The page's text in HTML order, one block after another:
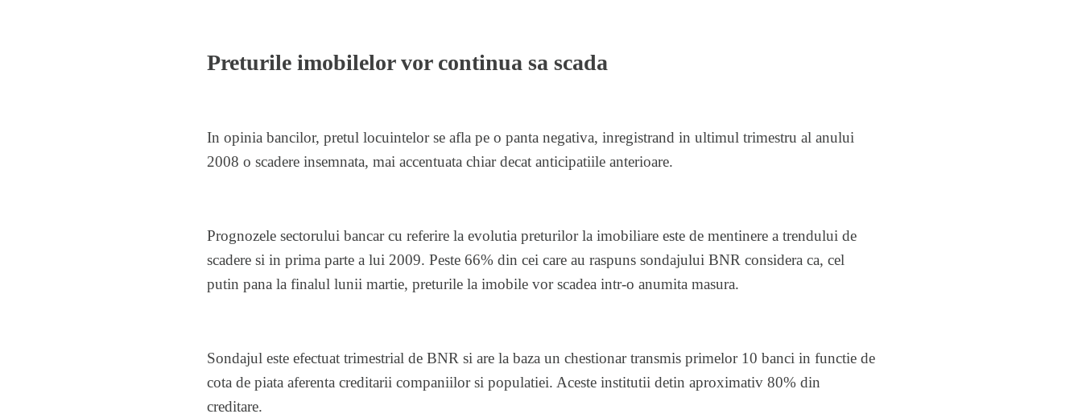
Preturile imobilelor vor continua sa scada
In opinia bancilor, pretul locuintelor se afla pe o panta negativa, inregistrand in ultimul trimestru al anului
2008 o scadere insemnata, mai accentuata chiar decat anticipatiile anterioare.
Prognozele sectorului bancar cu referire la evolutia preturilor la imobiliare este de mentinere a trendului de
scadere si in prima parte a lui 2009. Peste 66% din cei care au raspuns sondajului BNR considera ca, cel
putin pana la finalul lunii martie, preturile la imobile vor scadea intr-o anumita masura.
Sondajul este efectuat trimestrial de BNR si are la baza un chestionar transmis primelor 10 banci in functie de
cota de piata aferenta creditarii companiilor si populatiei. Aceste institutii detin aproximativ 80% din
creditare.